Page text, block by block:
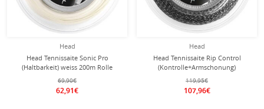
Head
Head Tennissaite Sonic Pro
(Haltbarkeit) weiss 200m Rolle
69,90€
62,91€
Head
Head Tennissaite Rip Control
(Kontrolle+Armschonung)
schwarz/weiss 200m Rolle
119,95€
107,96€